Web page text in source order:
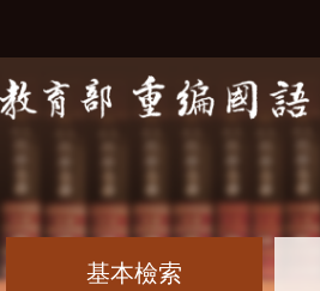
基本檢索